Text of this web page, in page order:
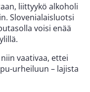
liittyykö alkoholi
Slovenialaisluotsi
voisi enää
vaativaa, ettei
urheiluun – lajista